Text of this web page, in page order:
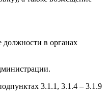
в органах
3.1.1, 3.1.4 – 3.1.9